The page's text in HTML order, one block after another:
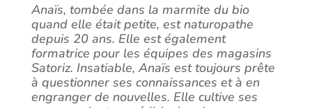
Anaïs, tombée dans la marmite du bio
quand elle était petite, est naturopathe
depuis 20 ans. Elle est également
formatrice pour les équipes des magasins
Satoriz. Insatiable, Anaïs est toujours prête
à questionner ses connaissances et à en
engranger de nouvelles. Elle cultive ses